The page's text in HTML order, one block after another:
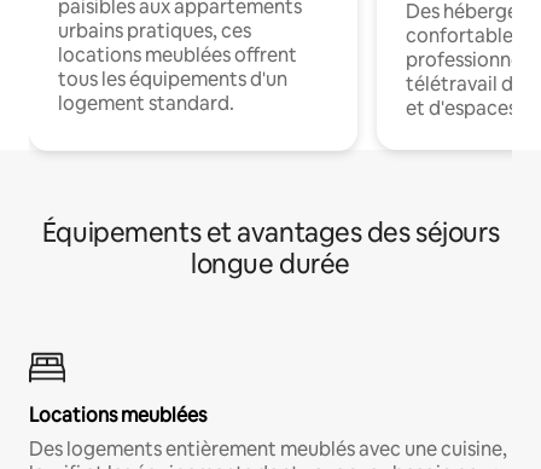
paisibles aux appartements
urbains pratiques, ces
locations meublées offrent
tous les équipements d'un
logement standard.
Des
confortables
professionnels
télétravail
et d'espaces
Équipements et avantages des séjours
longue durée
Locations meublées
Des logements entièrement meublés avec une cuisine,